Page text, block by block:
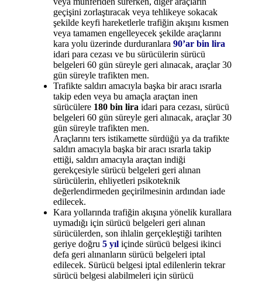
geçişini zorlaştıracak veya tehlikeye sokacak
şekilde keyfi hareketlerle trafiğin akışını kısmen
veya tamamen engelleyecek şekilde araçlarını
kara yolu üzerinde durduranlara90’ar bin lira
idari para cezası ve bu sürücülerin sürücü
belgeleri 60 gün süreyle geri alınacak, araçlar 30
gün süreyle trafikten men.
Trafikte saldırı amacıyla başka bir aracı ısrarla
takip eden veya bu amaçla araçtan inen
sürücülere 180 bin lira idari para cezası, sürücü
belgeleri 60 gün süreyle geri alınacak, araçlar 30
gün süreyle trafikten men.
Araçlarını ters istikamette sürdüğü ya da trafikte
saldırı amacıyla başka bir aracı ısrarla takip
ettiği, saldırı amacıyla araçtan indiği
gerekçesiyle sürücü belgeleri geri alınan
sürücülerin, ehliyetleri psikoteknik
değerlendirmeden geçirilmesinin ardından iade
edilecek.
Kara yollarında trafiğin akışına yönelik kurallara
uymadığı için sürücü belgeleri geri alınan
sürücülerden, son ihlalin gerçekleştiği tarihten
geriye doğru5 yıl içinde sürücü belgesi ikinci
defa geri alınanların sürücü belgeleri iptal
edilecek. Sürücü belgesi iptal edilenlerin tekrar
sürücü belgesi alabilmeleri için sürücü